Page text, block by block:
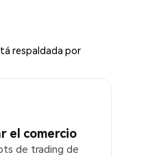
respaldada por
el comercio
de trading de